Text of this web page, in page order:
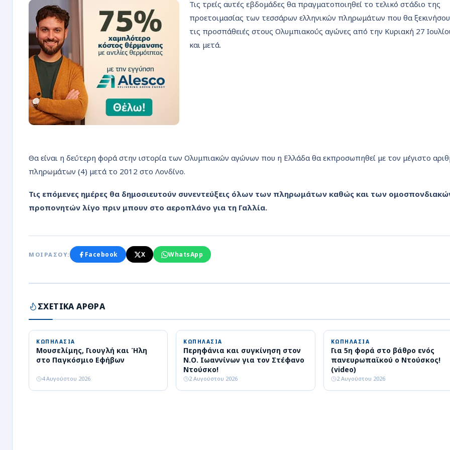
Τις τρείς αυτές εβδομάδες θα πραγματοποιηθεί το τελικό στάδιο της
προετοιμασίας των τεσσάρων ελληνικών πληρωμάτων που θα
τις προσπάθειές στους Ολυμπιακούς αγώνες από την Κυριακή 27
και μετά.
Θα είναι η δεύτερη φορά στην ιστορία των Ολυμπιακών αγώνων που η Ελλάδα θα εκπροσωπηθεί με τον μέγιστο
πληρωμάτων (4) μετά το 2012 στο Λονδίνο.
Τις επόμενες ημέρες θα δημοσιευτούν συνεντεύξεις όλων των πληρωμάτων καθώς και των
προπονητών λίγο πριν μπουν στο αεροπλάνο για τη Γαλλία.
ΜΟΙΡΑΣΟΥ: Facebook X WhatsApp
ΣΧΕΤΙΚΑ ΑΡΘΡΑ
ΚΩΠΗΛΑΣΙΑ
Μουσελίμης, Γιουγλή και Ήλη
στο Παγκόσμιο Εφήβων
4 Αυγούστου 2026
ΚΩΠΗΛΑΣΙΑ
Περηφάνια και συγκίνηση στον
Ν.Ο. Ιωαννίνων για τον Στέφανο
Ντούσκο!
2 Αυγούστου 2026
ΚΩΠΗΛΑΣΙΑ
Για 5η φορά στο βάθρο ενός
πανευρωπαϊκού ο Ντούσκος!
(video)
2 Αυγούστου 2026